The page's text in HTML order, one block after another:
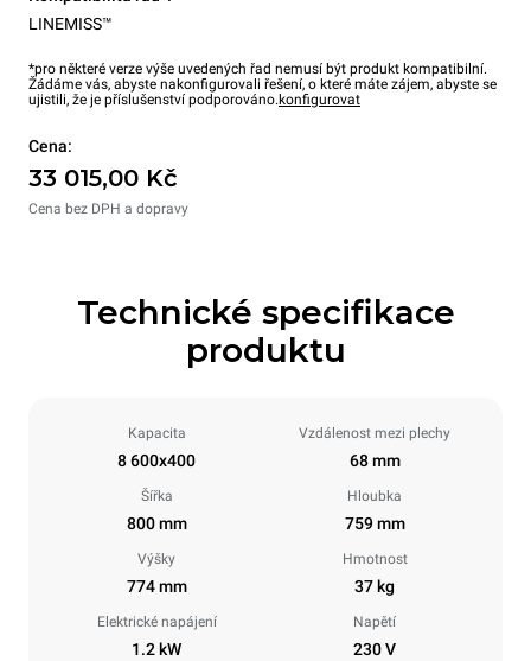
LINEMISS™
*pro některé verze výše uvedených řad nemusí být produkt kompatibilní.
Žádáme vás, abyste nakonfigurovali řešení, o které máte zájem, abyste se
ujistili, že je příslušenství podporováno. konfigurovat
Cena:
33 015,00 Kč
Cena bez DPH a dopravy
Technické specifikace
produktu
Kapacita
8 600x400
Vzdálenost mezi plechy
68 mm
Šířka
800 mm
Hloubka
759 mm
Výšky
774 mm
Hmotnost
37 kg
Elektrické napájení
1.2 kW
Napětí
230 V